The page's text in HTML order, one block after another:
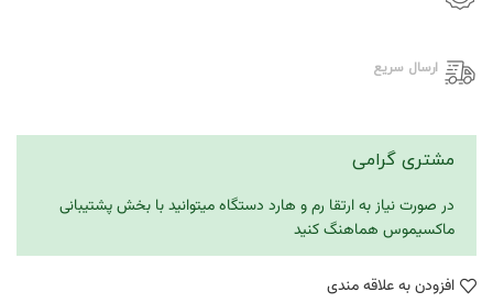
ارسال سریع
مشتری گرامی
در صورت نیاز به ارتقا رم و هارد دستگاه میتوانید با بخش پشتیبانی
ماکسیموس هماهنگ کنید
افزودن به علاقه مندی